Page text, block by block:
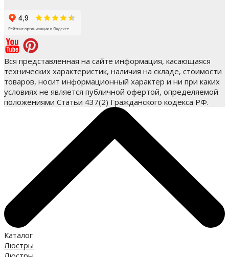
Вся представленная на сайте информация, касающаяся
технических характеристик, наличия на складе, стоимости
товаров, носит информационный характер и ни при каких
условиях не является публичной офертой, определяемой
положениями Статьи 437(2) Гражданского кодекса РФ.
Каталог
Люстры